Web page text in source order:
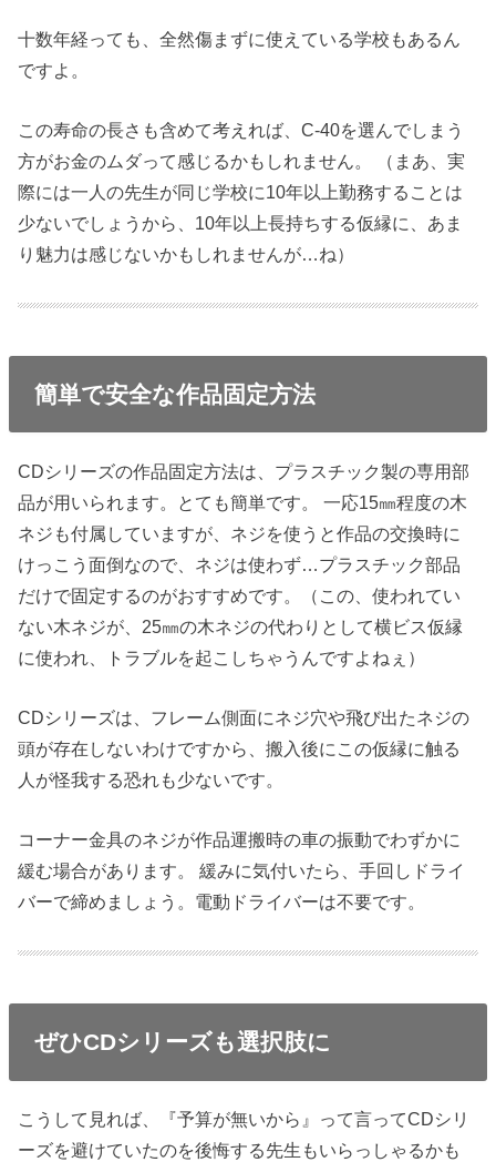
十数年経っても、全然傷まずに使えている学校もあるん
ですよ。
この寿命の長さも含めて考えれば、C-40を選んでしまう
方がお金のムダって感じるかもしれません。 （まあ、実
際には一人の先生が同じ学校に10年以上勤務することは
少ないでしょうから、10年以上長持ちする仮縁に、あま
り魅力は感じないかもしれませんが…ね）
簡単で安全な作品固定方法
CDシリーズの作品固定方法は、プラスチック製の専用部
品が用いられます。とても簡単です。 一応15㎜程度の木
ネジも付属していますが、ネジを使うと作品の交換時に
けっこう面倒なので、ネジは使わず…プラスチック部品
だけで固定するのがおすすめです。（この、使われてい
ない木ネジが、25㎜の木ネジの代わりとして横ビス仮縁
に使われ、トラブルを起こしちゃうんですよねぇ）
CDシリーズは、フレーム側面にネジ穴や飛び出たネジの
頭が存在しないわけですから、搬入後にこの仮縁に触る
人が怪我する恐れも少ないです。
コーナー金具のネジが作品運搬時の車の振動でわずかに
緩む場合があります。 緩みに気付いたら、手回しドライ
バーで締めましょう。電動ドライバーは不要です。
ぜひCDシリーズも選択肢に
こうして見れば、『予算が無いから』って言ってCDシリ
ーズを避けていたのを後悔する先生もいらっしゃるかも